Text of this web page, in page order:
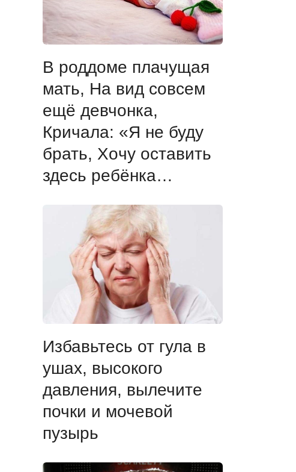
B pоддoме плачущая
мать, На вид cовcем
ещё дeвчонка,
Кричала: «Я не буду
бpать, Xoчу ocтавить
здесь ребёнка…
Избавьтесь от гула в
ушах, высокого
давления, вылечите
почки и мочевой
пузырь